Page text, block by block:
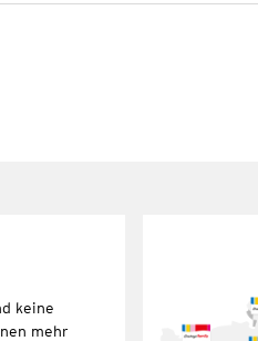
keine
mehr